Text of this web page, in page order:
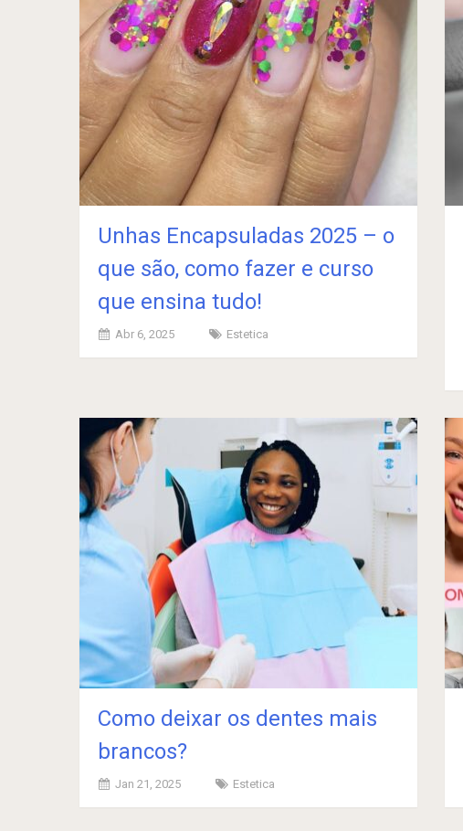
Unhas Encapsuladas 2025 – o
que são, como fazer e curso
que ensina tudo!
Abr 6, 2025 Estetica
Como deixar os dentes mais
brancos?
Jan 21, 2025 Estetica